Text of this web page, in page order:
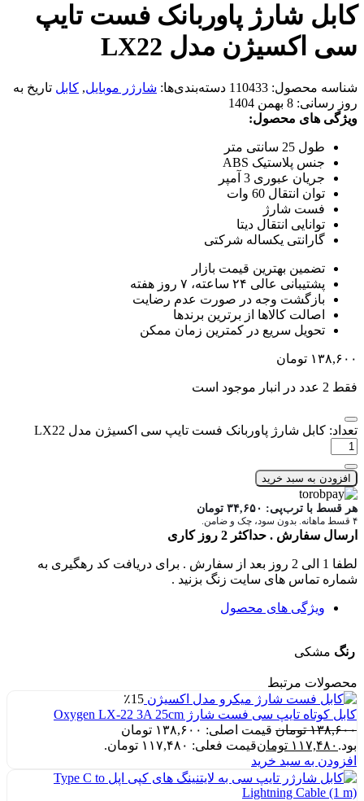
کابل شارژ پاوربانک فست تایپ
سی اکسیژن مدل LX22
شناسه محصول: 110433 دسته‌بندی‌ها: شارژر موبایل, کابل تاریخ به
روز رسانی: 8 بهمن 1404
ویژگی های محصول:
طول 25 سانتی متر
جنس پلاستیک ABS
جریان عبوری 3 آمپر
توان انتقال 60 وات
فست شارژ
توانایی انتقال دیتا
گارانتی یکساله شرکتی
تضمین بهترین قیمت بازار
پشتیبانی عالی ۲۴ ساعته، ۷ روز هفته
بازگشت وجه در صورت عدم رضایت
اصالت کالاها از برترین برندها
تحویل سریع در کمترین زمان ممکن
۱۳۸,۶۰۰ تومان
فقط 2 عدد در انبار موجود است
تعداد: کابل شارژ پاوربانک فست تایپ سی اکسیژن مدل LX22
افزودن به سبد خرید
هر قسط با ترب‌پی: ۳۴,۶۵۰ تومان
۴ قسط ماهانه. بدون سود، چک و ضامن.
ارسال سفارش . حداکثر 2 روز کاری
لطفا 1 الی 2 روز بعد از سفارش . برای دریافت کد رهگیری به
شماره تماس های سایت زنگ بزنید .
ویژگی های محصول
رنگ مشکی
محصولات مرتبط
٪15
کابل کوتاه تایپ سی فست شارژ Oxygen LX-22 3A 25cm
۱۳۸,۶۰۰ تومان
قیمت اصلی: ۱۳۸,۶۰۰ تومان
بود. ۱۱۷,۴۸۰ تومانقیمت فعلی: ۱۱۷,۴۸۰ تومان.
افزودن به سبد خرید